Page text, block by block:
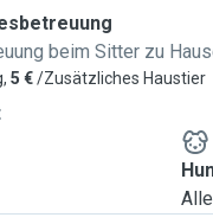
beim Sitter zu
5 €/Zusätzliches Haustier